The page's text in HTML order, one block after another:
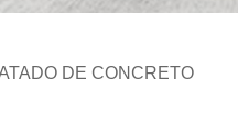
DE CONCRETO